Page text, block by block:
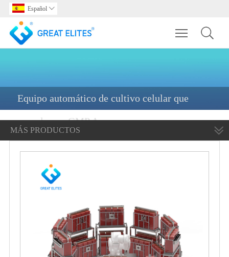
Español 
Toggle
Equipo automático de cultivo celular que
cumple con GMP A
MÁS PRODUCTOS